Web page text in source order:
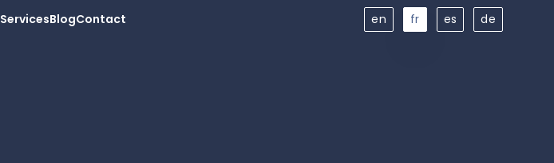
ServicesBlogContact en fr es de